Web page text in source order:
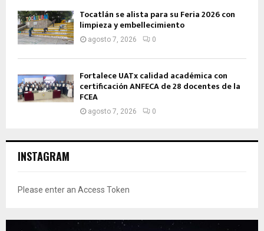
Tocatlán se alista para su Feria 2026 con
limpieza y embellecimiento
agosto 7, 2026 0
Fortalece UATx calidad académica con
certificación ANFECA de 28 docentes de la
FCEA
agosto 7, 2026 0
INSTAGRAM
Please enter an Access Token